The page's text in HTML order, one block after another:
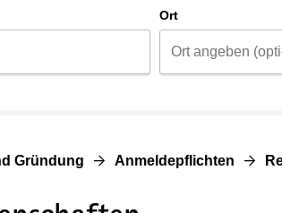
Ort
Gründung Anmeldepflichten